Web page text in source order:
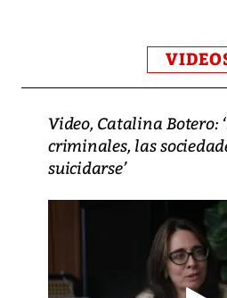
Video, Catalina Botero:
criminales, las
suicidarse’